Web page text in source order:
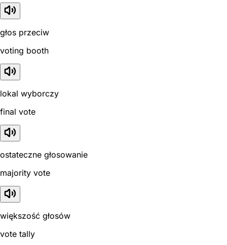
głos przeciw
voting booth
lokal wyborczy
final vote
ostateczne głosowanie
majority vote
większość głosów
vote tally